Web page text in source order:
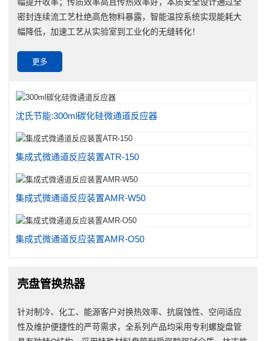
密封连续流工艺杜绝高危物料暴露，智能温控系统实现能耗大
幅降低，加速工艺从实验室到工业化的无缝转化！
更多
沈氏节能:300ml碳化硅微通道反应器
集成式微通道反应装置ATR-150
集成式微通道反应装置AMR-W50
集成式微通道反应装置AMR-O50
壳盘管换热器
针对制冷、化工、能源客户对换热效率、抗腐蚀性、空间适应
性及维护便捷性的严苛需求，全系列产品均采用专利螺旋盘管